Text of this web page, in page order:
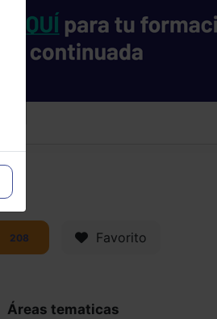
208 Favorito
Áreas tematicas